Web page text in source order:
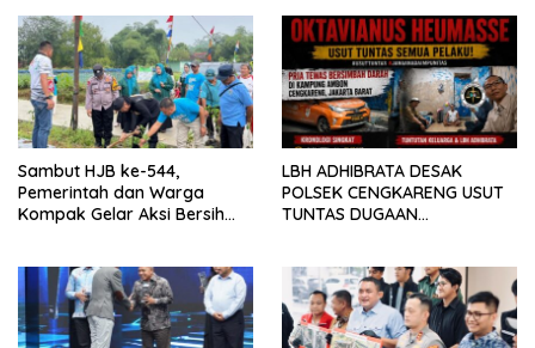
LEBONG
Sambut HJB ke-544,
Pemerintah dan Warga
Kompak Gelar Aksi Bersih
LBH ADHIBRATA DESAK
POLSEK CENGKARENG USUT
TUNTAS DUGAAN